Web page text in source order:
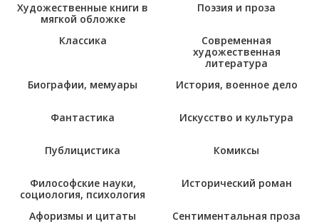
Художественные книги в
мягкой обложке
Поэзия и проза
Классика
Современная
художественная
литература
Биографии, мемуары
История, военное дело
Фантастика Искусство и культура
Публицистика Комиксы
Философские науки,
социология, психология
Исторический роман
Афоризмы и цитаты Сентиментальная проза